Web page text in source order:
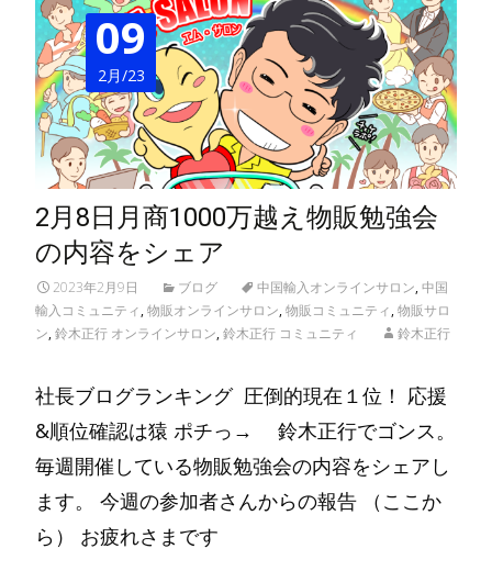
09
2月/23
2月8日月商1000万越え物販勉強会
の内容をシェア
2023年2月9日 ブログ 中国輸入オンラインサロン,中国
輸入コミュニティ,物販オンラインサロン,物販コミュニティ,物販サロ
ン,鈴木正行 オンラインサロン,鈴木正行 コミュニティ 鈴木正行
社長ブログランキング 圧倒的現在１位！ 応援
&順位確認は猿 ポチっ→ 鈴木正行でゴンス。
毎週開催している物販勉強会の内容をシェアし
ます。 今週の参加者さんからの報告 （ここか
ら） お疲れさまです